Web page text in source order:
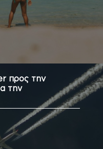
προς την
την